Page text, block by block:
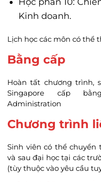
Kinh doanh.
Lịch học các môn có thể
Bằng cấp
Hoàn tất chương trình,
Singapore cấp
Administration
Chương trình
Sinh viên có thể
và sau đại học tại các
(tùy thuộc vào yêu cầu